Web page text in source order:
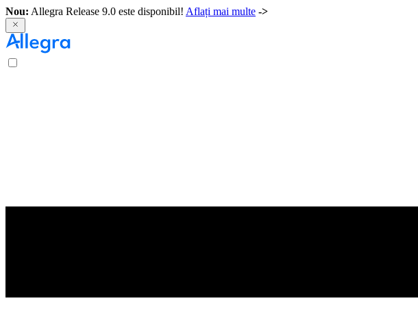
Nou: Allegra Release 9.0 este disponibil! Aflați mai multe ->